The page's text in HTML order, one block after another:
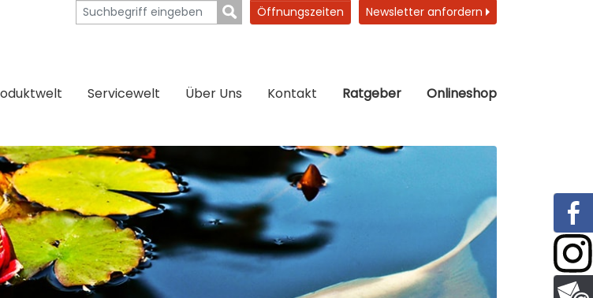
Öffnungszeiten Newsletter anfordern
Servicewelt Über Uns Kontakt Ratgeber Onlineshop